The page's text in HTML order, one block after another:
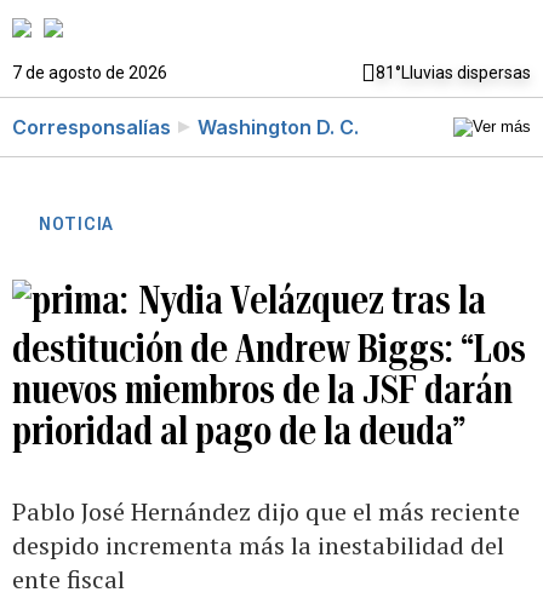
7 de agosto de 2026 81°Lluvias dispersas
Corresponsalías Washington D. C.
NOTICIA
Nydia Velázquez tras la
destitución de Andrew Biggs: “Los
nuevos miembros de la JSF darán
prioridad al pago de la deuda”
Pablo José Hernández dijo que el más reciente
despido incrementa más la inestabilidad del
ente fiscal